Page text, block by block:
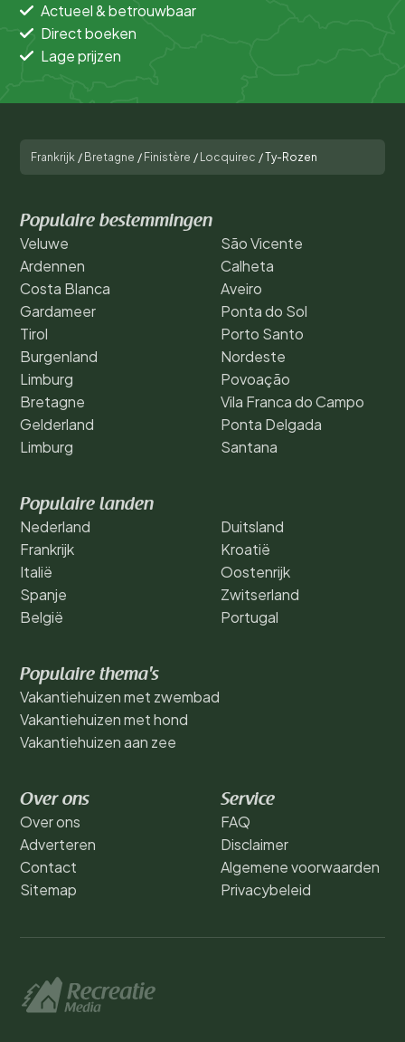
Actueel & betrouwbaar
Direct boeken
Lage prijzen
Frankrijk / Bretagne / Finistère / Locquirec /Ty-Rozen
Populaire bestemmingen
Veluwe
Ardennen
Costa Blanca
Gardameer
Tirol
Burgenland
Limburg
Bretagne
Gelderland
Limburg
São Vicente
Calheta
Aveiro
Ponta do Sol
Porto Santo
Nordeste
Povoação
Vila Franca do Campo
Ponta Delgada
Santana
Populaire landen
Nederland
Frankrijk
Italië
Spanje
België
Duitsland
Kroatië
Oostenrijk
Zwitserland
Portugal
Populaire thema's
Vakantiehuizen met zwembad
Vakantiehuizen met hond
Vakantiehuizen aan zee
Over ons
Over ons
Adverteren
Contact
Sitemap
Service
FAQ
Disclaimer
Algemene voorwaarden
Privacybeleid